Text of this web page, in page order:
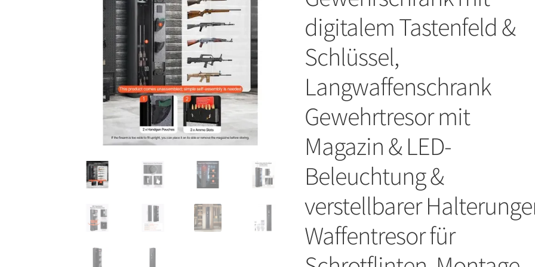
digitalem Tastenfeld &
Schlüssel,
Langwaffenschrank
Gewehrtresor mit
Magazin & LED-
Beleuchtung &
verstellbarer
Waffentresor für